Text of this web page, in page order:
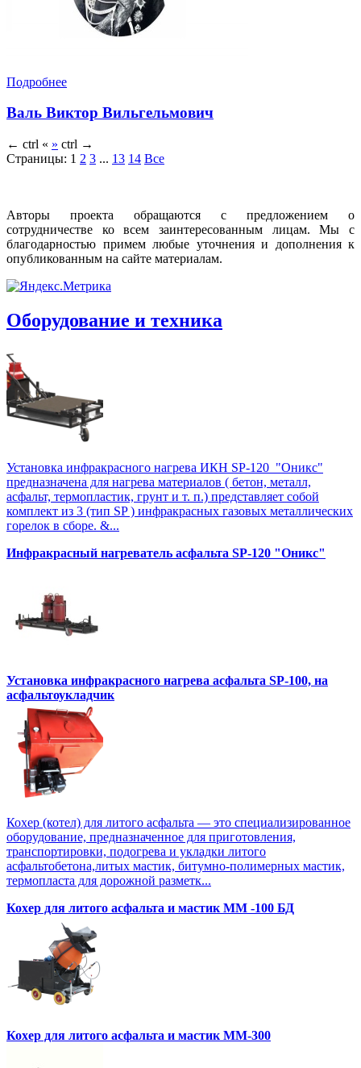
Подробнее
Валь Виктор Вильгельмович
← ctrl « » ctrl →
Страницы: 1 2 3 ... 13 14 Все
Авторы проекта обращаются с предложением о
сотрудничестве ко всем заинтересованным лицам. Мы с
благодарностью примем любые уточнения и дополнения к
опубликованным на сайте материалам.
Оборудование и техника
Установка инфракрасного нагрева ИКН SP-120 "Оникс"
предназначена для нагрева материалов ( бетон, металл,
асфальт, термопластик, грунт и т. п.) представляет собой
комплект из 3 (тип SP ) инфракрасных газовых металлических
горелок в сборе. &...
Инфракрасный нагреватель асфальта SP-120 "Оникс"
Установка инфракрасного нагрева асфальта SP-100, на
асфальтоукладчик
Кохер (котел) для литого асфальта — это специализированное
оборудование, предназначенное для приготовления,
транспортировки, подогрева и укладки литого
асфальтобетона,литых мастик, битумно-полимерных мастик,
термопласта для дорожной разметк...
Кохер для литого асфальта и мастик MM -100 БД
Кохер для литого асфальта и мастик MM-300